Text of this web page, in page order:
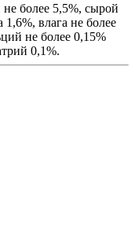
более 5,5%, сырой
1,6%, влага не более
не более 0,15%
0,1%.